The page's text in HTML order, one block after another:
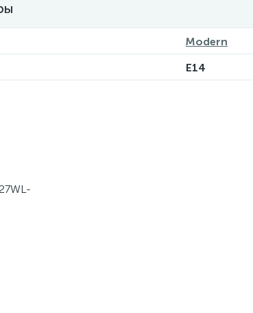
Modern
E14